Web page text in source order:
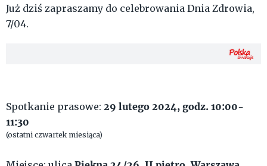
Już dziś zapraszamy do celebrowania Dnia Zdrowia,
7/04.
Spotkanie prasowe: 29 lutego2024, godz. 10:00-
11:30
(ostatni czwartek miesiąca)